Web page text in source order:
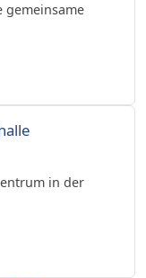
gemeinsame
in der